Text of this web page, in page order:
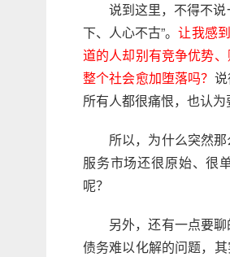
说到这里，不得不
下、人心不古”。让我感
道的人却别有竞争优势
整个社会愈加堕落吗？
所有人都很痛恨，也认
所以，为什么突然
服务市场还很原始、很
呢？
另外，还有一点要聊
债务难以化解的问题，